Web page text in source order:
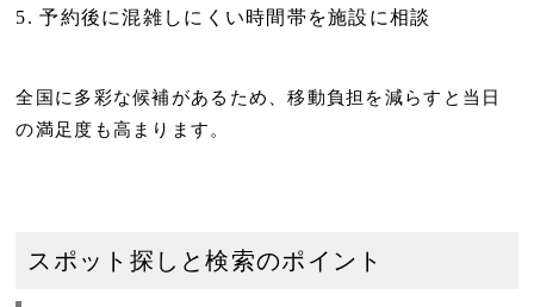
予約後に混雑しにくい時間帯を施設に相談
全国に多彩な候補があるため、移動負担を減らすと当日
の満足度も高まります。
スポット探しと検索のポイント